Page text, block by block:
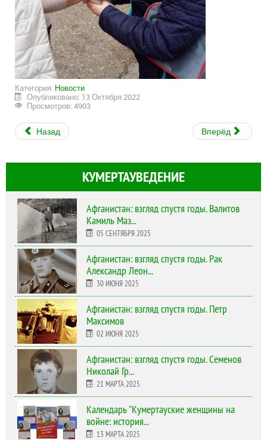
Категория: Новости
Опубликовано: 13 Октября 2022
Просмотров: 4903
Назад Вперёд
КУМЕРТАУВЕДЕНИЕ
Афганистан: взгляд спустя годы. Валитов
Камиль Маз...
05 СЕНТЯБРЯ 2025
Афганистан: взгляд спустя годы. Рак
Александр Леон...
30 ИЮНЯ 2025
Афганистан: взгляд спустя годы. Петр
Максимов
02 ИЮНЯ 2025
Афганистан: взгляд спустя годы. Семенов
Николай Гр...
21 МАРТА 2025
Календарь "Кумертауские женщины на
войне: история...
13 МАРТА 2025